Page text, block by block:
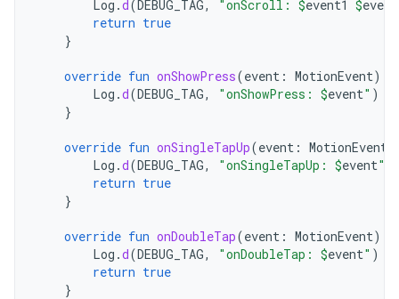
Log .d(DEBUG_TAG, "onScroll: $event1 $
return true
}
override fun onShowPress(event : MotionEvent)
Log .d(DEBUG_TAG, "onShowPress: $event" )
}
override fun onSingleTapUp(event : MotionEvent
Log .d(DEBUG_TAG, "onSingleTapUp: $event"
return true
}
override fun onDoubleTap(event : MotionEvent):
Log .d(DEBUG_TAG, "onDoubleTap: $event" )
return true
}